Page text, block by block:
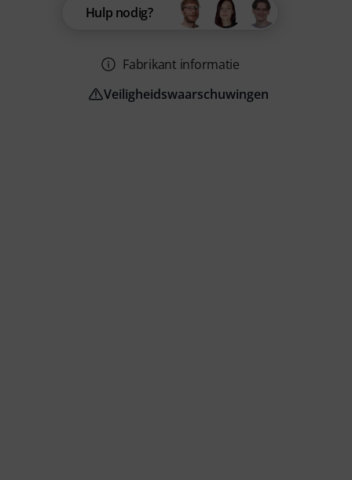
Hulp nodig?
Fabrikant informatie
Veiligheidswaarschuwingen